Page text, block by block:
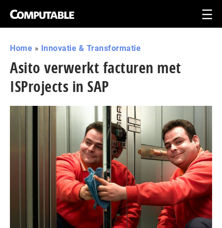
Home » Innovatie & Transformatie
Asito verwerkt facturen met
ISProjects in SAP